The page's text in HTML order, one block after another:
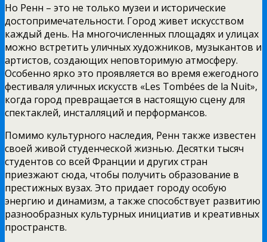
Но Ренн – это не только музеи и исторические
достопримечательности. Город живет искусством
каждый день. На многочисленных площадях и улицах
можно встретить уличных художников, музыкантов и
артистов, создающих неповторимую атмосферу.
Особенно ярко это проявляется во время ежегодного
фестиваля уличных искусств «Les Tombées de la Nuit»,
когда город превращается в настоящую сцену для
спектаклей, инсталляций и перформансов.
Помимо культурного наследия, Ренн также известен
своей живой студенческой жизнью. Десятки тысяч
студентов со всей Франции и других стран
приезжают сюда, чтобы получить образование в
престижных вузах. Это придает городу особую
энергию и динамизм, а также способствует развитию
разнообразных культурных инициатив и креативных
пространств.